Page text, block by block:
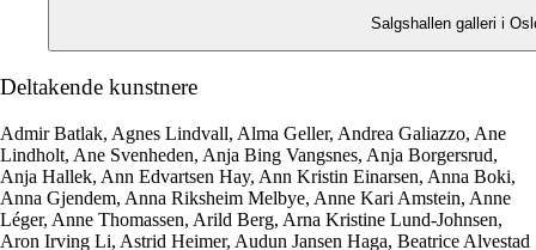
Salgshallen galleri i
Deltakende kunstnere
Admir Batlak, Agnes Lindvall, Alma Geller, Andrea Galiazzo, Ane
Lindholt, Ane Svenheden, Anja Bing Vangsnes, Anja Borgersrud,
Anja Hallek, Ann Edvartsen Hay, Ann Kristin Einarsen, Anna Boki,
Anna Gjendem, Anna Riksheim Melbye, Anne Kari Amstein, Anne
Léger, Anne Thomassen, Arild Berg, Arna Kristine Lund-Johnsen,
Aron Irving Li, Astrid Heimer, Audun Jansen Haga, Beatrice Alvestad